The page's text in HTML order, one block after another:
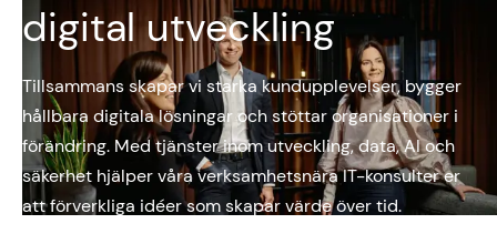
digital utveckling
Tillsammans skapar vi starka kundupplevelser, bygger
hållbara digitala lösningar och stöttar organisationer i
förändring. Med tjänster inom utveckling, data, AI och
säkerhet hjälper våra verksamhetsnära IT-konsulter er
att förverkliga idéer som skapar värde över tid.